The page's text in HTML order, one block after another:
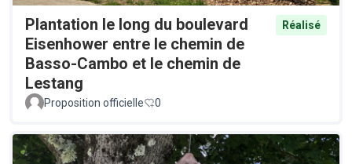
Plantation le long du boulevard
Eisenhower entre le chemin de
Basso-Cambo et le chemin de
Lestang
Réalisé
Proposition officielle 0